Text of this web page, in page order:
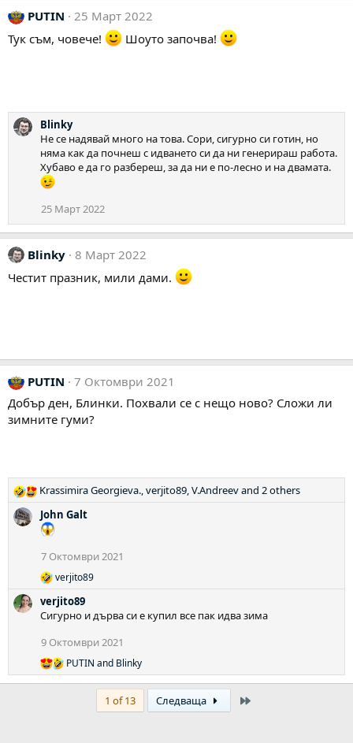
PUTIN
25 Март 2022
Тук съм, човече!
Шоуто започва!
Blinky
Не се надявай много на това. Сори, сигурно си готин, но
няма как да почнеш с идването си да ни генерираш работа.
Хубаво е да го разбереш, за да ни е по-лесно и на двамата.
25 Март 2022
Blinky 8 Март 2022
Честит празник, мили дами.
PUTIN
7 Октомври 2021
Добър ден, Блинки. Похвали се с нещо ново? Сложи ли
зимните гуми?
Р
е
а
Krassimira Georgieva.,verjito89,V.Andreevand 2 others
John Galt
7 Октомври 2021
Р
а
к
и
и
:
verjito89
verjito89
Сигурно и дърва си е купил все пак идва зима
9 Октомври 2021
Р
е
PUTIN and Blinky
1 of 13 Следваща